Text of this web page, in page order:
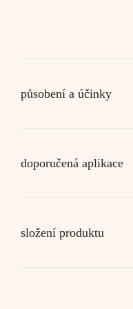
působení a účinky
doporučená aplikace
složení produktu